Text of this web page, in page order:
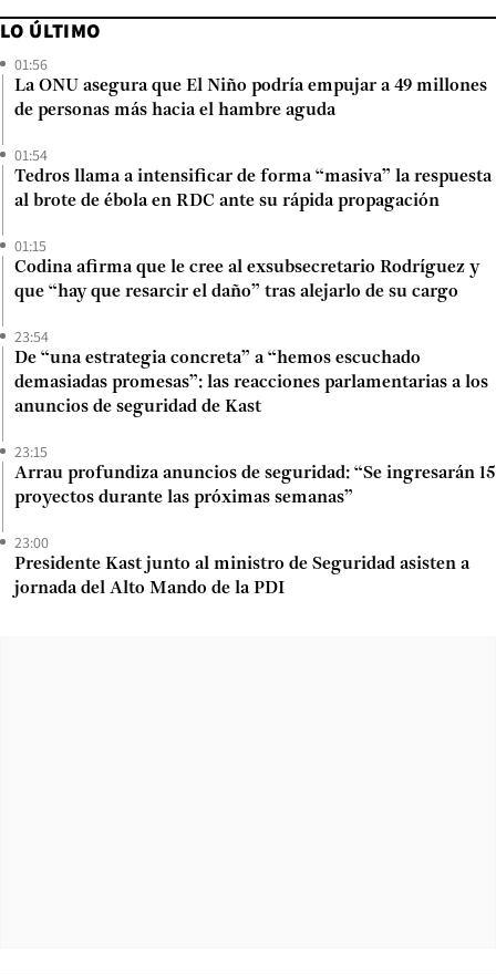
LO ÚLTIMO
01:56
La ONU asegura que El Niño podría empujar a 49 millones
de personas más hacia el hambre aguda
01:54
Tedros llama a intensificar de forma “masiva” la respuesta
al brote de ébola en RDC ante su rápida propagación
01:15
Codina afirma que le cree al exsubsecretario Rodríguez y
que “hay que resarcir el daño” tras alejarlo de su cargo
23:54
De “una estrategia concreta” a “hemos escuchado
demasiadas promesas”: las reacciones parlamentarias a los
anuncios de seguridad de Kast
23:15
Arrau profundiza anuncios de seguridad: “Se ingresarán 15
proyectos durante las próximas semanas”
23:00
Presidente Kast junto al ministro de Seguridad asisten a
jornada del Alto Mando de la PDI